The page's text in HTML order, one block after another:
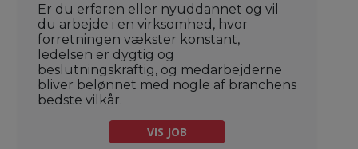
Er du erfaren eller nyuddannet og vil
du arbejde i en virksomhed, hvor
forretningen vækster konstant,
ledelsen er dygtig og
beslutningskraftig, og medarbejderne
bliver belønnet med nogle af branchens
bedste vilkår.
VIS JOB